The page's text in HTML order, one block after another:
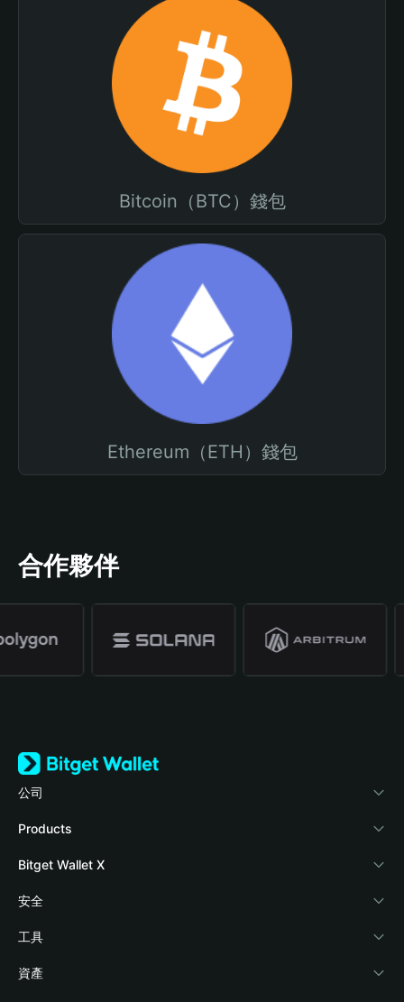
Bitcoin（BTC）錢包
Ethereum（ETH）錢包
合作夥伴
公司
關於 Bitget Wallet
部落格
學院
加密資訊
幫助中心
Products
Crypto Card
Stablecoin Earn
Payfi Crypto
Crypto Swap API
Bitget Wallet X
開發者文件
連接錢包
Bitget Wallet Pay
安全
風險保障基金
安全防護技術
工具
快捷買幣
資產